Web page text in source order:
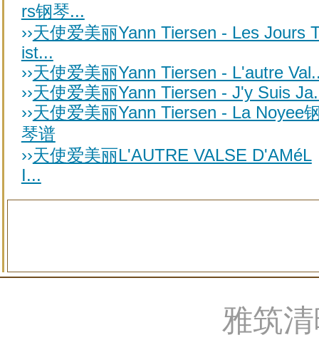
rs钢琴...
››天使爱美丽Yann Tiersen - Les Jours
ist...
››天使爱美丽Yann Tiersen - L'autre
››天使爱美丽Yann Tiersen - J'y Suis
››天使爱美丽Yann Tiersen - La Noyee
琴谱
››天使爱美丽L'AUTRE VALSE D'AMéL
I...
雅筑